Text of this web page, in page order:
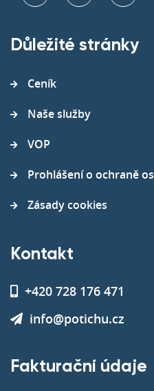
Důležité stránky
Ceník
Naše služby
VOP
Prohlášení o ochraně
Zásady cookies
Kontakt
+420 728 176 471
info@potichu.cz
Fakturační údaje